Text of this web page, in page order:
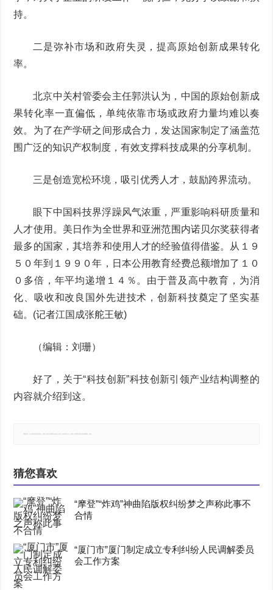
持。
二是弥补市场和政府失灵，提高原始创新成果转化
率。
北京中关村管委会主任郭洪认为，中国的原始创新成
果转化率一直偏低，单纯依靠市场或政府力量均难以奏
效。为了在产学研之间形成合力，发达国家制定了涵盖范
围广泛的知识产权制度，有效支撑科技成果的分享机制。
三是创造宽松环境，吸引优秀人才，鼓励跨界流动。
眼下中国科技界浮躁风气浓重，严重影响科研质量和
人才使用。美日作为全世界和亚洲范围内诺贝尔奖获得者
最多的国家，其培养和使用人才的经验值得借鉴。从１９
５０年到１９９０年，日本公用教育经费总额增加了１０
０多倍，年平均递增１４％。由于普及高中教育，为消
化、吸收和改良国外先进技术，创新科技奠定了坚实基
础。(记者江国成张舵王敏)
（编辑：刘珊）
好了，关于“科技创新”科技创新引领产业结构调整的
内容就介绍到这。
猜您喜欢
“摩登”“炸鸡”神曲陷版权纠纷梦之声称此事不
合情
“厦门市”厦门制定成立专利纠纷人民调解委员
会工作方案